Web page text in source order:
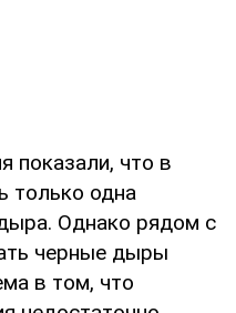
показали, что в
только одна
Однако рядом с
черные дыры
в том, что